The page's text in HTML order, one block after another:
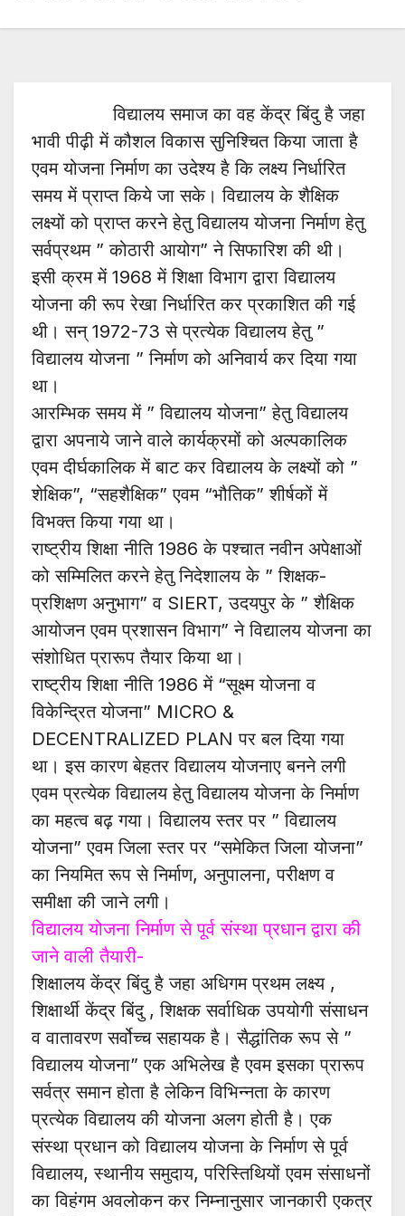
विद्यालय समाज का वह केंद्र बिंदु है जहा
भावी पीढ़ी में कौशल विकास सुनिश्चित किया जाता है
एवम योजना निर्माण का उदेश्य है कि लक्ष्य निर्धारित
समय में प्राप्त किये जा सके। विद्यालय के शैक्षिक
लक्ष्यों को प्राप्त करने हेतु विद्यालय योजना निर्माण हेतु
सर्वप्रथम ” कोठारी आयोग” ने सिफारिश की थी।
इसी क्रम में 1968 में शिक्षा विभाग द्वारा विद्यालय
योजना की रूप रेखा निर्धारित कर प्रकाशित की गई
थी। सन् 1972-73 से प्रत्येक विद्यालय हेतु ”
विद्यालय योजना ” निर्माण को अनिवार्य कर दिया गया
था।
आरम्भिक समय में ” विद्यालय योजना” हेतु विद्यालय
द्वारा अपनाये जाने वाले कार्यक्रमों को अल्पकालिक
एवम दीर्घकालिक में बाट कर विद्यालय के लक्ष्यों को ”
शेक्षिक”, “सहशैक्षिक” एवम “भौतिक” शीर्षकों में
विभक्त किया गया था।
राष्ट्रीय शिक्षा नीति 1986 के पश्चात नवीन अपेक्षाओं
को सम्मिलित करने हेतु निदेशालय के ” शिक्षक-
प्रशिक्षण अनुभाग” व SIERT, उदयपुर के ” शैक्षिक
आयोजन एवम प्रशासन विभाग” ने विद्यालय योजना का
संशोधित प्रारूप तैयार किया था।
राष्ट्रीय शिक्षा नीति 1986 में “सूक्ष्म योजना व
विकेन्द्रित योजना” MICRO &
DECENTRALIZED PLAN पर बल दिया गया
था। इस कारण बेहतर विद्यालय योजनाए बनने लगी
एवम प्रत्येक विद्यालय हेतु विद्यालय योजना के निर्माण
का महत्व बढ़ गया। विद्यालय स्तर पर ” विद्यालय
योजना” एवम जिला स्तर पर “समेकित जिला योजना”
का नियमित रूप से निर्माण, अनुपालना, परीक्षण व
समीक्षा की जाने लगी।
विद्यालय योजना निर्माण से पूर्व संस्था प्रधान द्वारा की
जाने वाली तैयारी-
शिक्षालय केंद्र बिंदु है जहा अधिगम प्रथम लक्ष्य ,
शिक्षार्थी केंद्र बिंदु , शिक्षक सर्वाधिक उपयोगी संसाधन
व वातावरण सर्वोच्च सहायक है। सैद्धांतिक रूप से ”
विद्यालय योजना” एक अभिलेख है एवम इसका प्रारूप
सर्वत्र समान होता है लेकिन विभिन्नता के कारण
प्रत्येक विद्यालय की योजना अलग होती है। एक
संस्था प्रधान को विद्यालय योजना के निर्माण से पूर्व
विद्यालय, स्थानीय समुदाय, परिस्तिथियों एवम संसाधनों
का विहंगम अवलोकन कर निम्नानुसार जानकारी एकत्र